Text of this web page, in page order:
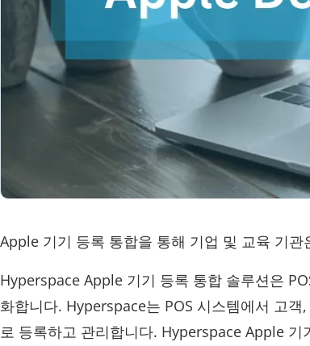
Apple 기기 등록 통합을 통해 기업 및 교육 기
Hyperspace Apple 기기 등록 통합 솔루션은
화합니다. Hyperspace는 POS 시스템에서 고
로 등록하고 관리합니다. Hyperspace Apple